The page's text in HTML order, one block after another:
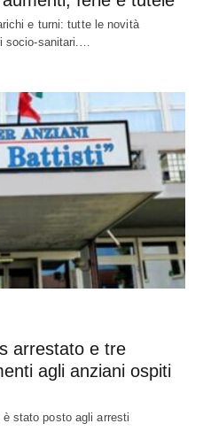
e turni: tutte le novità
socio-sanitari.…
arrestato e tre
agli anziani ospiti
stato posto agli arresti